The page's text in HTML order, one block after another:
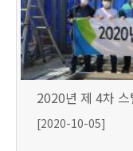
2020년 제 4차
[2020-10-05]